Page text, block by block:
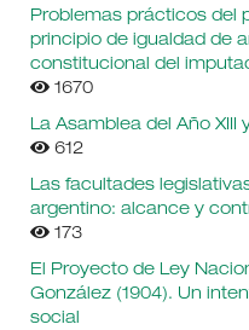
Problemas prácticos del
principio de igualdad de
constitucional del
1670
La Asamblea del Año
612
Las facultades
argentino: alcance y
173
El Proyecto de Ley
González (1904). Un
social